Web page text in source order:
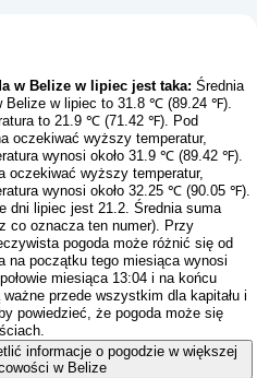
w Belize w lipiec jest taka: Średnia
Belize w lipiec to 31.8 ℃ (89.24 ℉).
to 21.9 ℃ (71.42 ℉). Pod
oczekiwać wyższy temperatur,
wynosi około 31.9 ℃ (89.42 ℉).
oczekiwać wyższy temperatur,
wynosi około 32.25 ℃ (90.05 ℉).
dni lipiec jest 21.2. Średnia suma
co oznacza ten numer). Przy
pogoda może różnić się od
na początku tego miesiąca wynosi
miesiąca 13:04 i na końcu
przede wszystkim dla kapitału i
powiedzieć, że pogoda może się
informacje o pogodzie w większej
w Belize